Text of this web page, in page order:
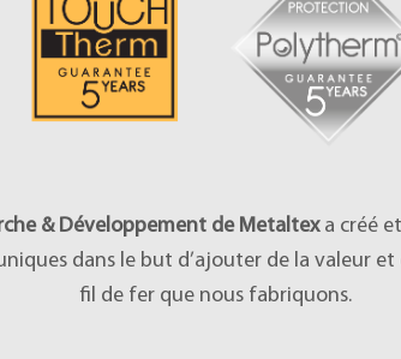
& Développement de Metaltexa créé
dans le but d’ajouter de la valeur
fil de fer que nous fabriquons.